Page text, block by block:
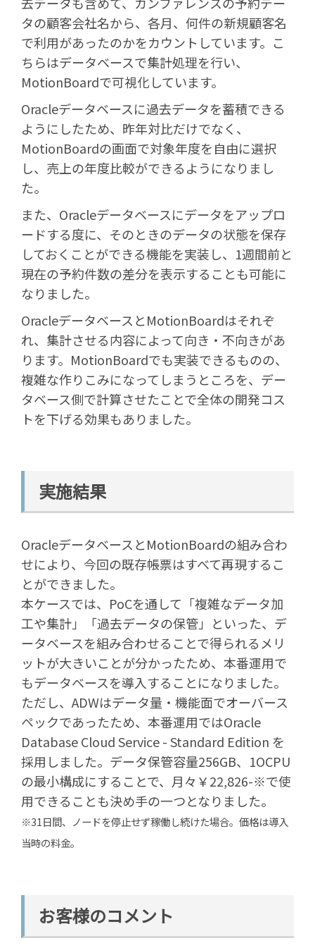
タの顧客会社名から、各月、何件の新規顧客名
で利用があったのかをカウントしています。こ
ちらはデータベースで集計処理を行い、
MotionBoardで可視化しています。
Oracleデータベースに過去データを蓄積できる
ようにしたため、昨年対比だけでなく、
MotionBoardの画面で対象年度を自由に選択
し、売上の年度比較ができるようになりまし
た。
また、Oracleデータベースにデータをアップロ
ードする度に、そのときのデータの状態を保存
しておくことができる機能を実装し、1週間前と
現在の予約件数の差分を表示することも可能に
なりました。
OracleデータベースとMotionBoardはそれぞ
れ、集計させる内容によって向き・不向きがあ
ります。MotionBoardでも実装できるものの、
複雑な作りこみになってしまうところを、デー
タベース側で計算させたことで全体の開発コス
トを下げる効果もありました。
実施結果
OracleデータベースとMotionBoardの組み合わ
せにより、今回の既存帳票はすべて再現するこ
とができました。
本ケースでは、PoCを通して「複雑なデータ加
工や集計」「過去データの保管」といった、デ
ータベースを組み合わせることで得られるメリ
ットが大きいことが分かったため、本番運用で
もデータベースを導入することになりました。
ただし、ADWはデータ量・機能面でオーバース
ペックであったため、本番運用ではOracle
Database Cloud Service - Standard Edition を
採用しました。データ保管容量256GB、1OCPU
の最小構成にすることで、月々￥22,826-※で使
用できることも決め手の一つとなりました。
※31日間、ノードを停止せず稼働し続けた場合。価格は導入
当時の料金。
お客様のコメント